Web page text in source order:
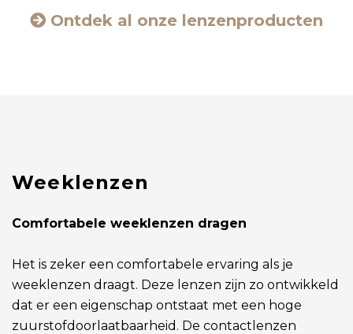
Ontdek al onze lenzenproducten
Weeklenzen
Comfortabele weeklenzen dragen
Het is zeker een comfortabele ervaring als je
weeklenzen draagt. Deze lenzen zijn zo ontwikkeld
dat er een eigenschap ontstaat met een hoge
zuurstofdoorlaatbaarheid. De contactlenzen